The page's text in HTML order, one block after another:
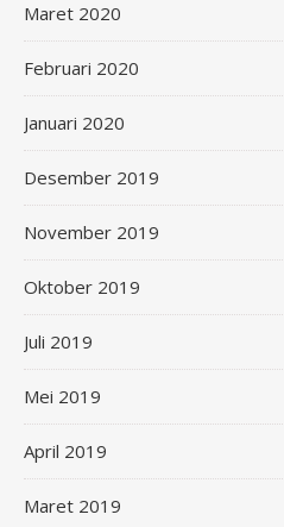
Maret 2020
Februari 2020
Januari 2020
Desember 2019
November 2019
Oktober 2019
Juli 2019
Mei 2019
April 2019
Maret 2019